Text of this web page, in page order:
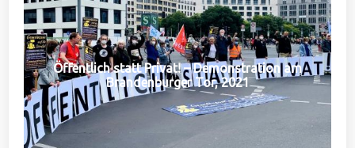
Öffentlich statt Privat! – Demonstration am
Brandenburger Tor, 2021